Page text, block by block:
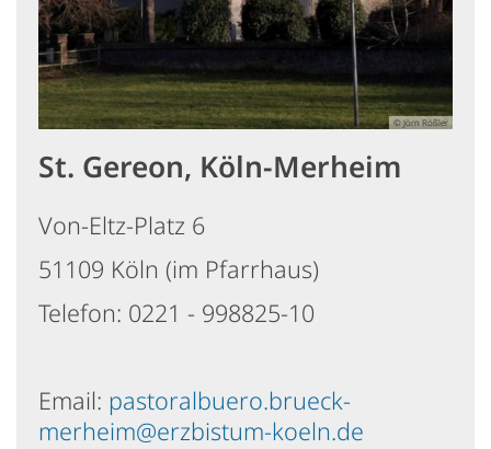
© Jörn Rößler
St. Gereon, Köln-Merheim
Von-Eltz-Platz 6
51109 Köln (im Pfarrhaus)
Telefon: 0221 - 998825-10
Email: pastoralbuero.brueck-
merheim@erzbistum-koeln.de